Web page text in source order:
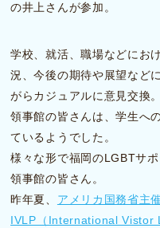
の井上さんが参加。
学校、就活、職場などにお
況、今後の期待や展望など
がらカジュアルに意見交換。
領事館の皆さんは、学生へ
ているようでした。
様々な形で福岡のLGBTサ
領事館の皆さん。
昨年夏、 アメリカ国務省主
IVLP（International Vistor